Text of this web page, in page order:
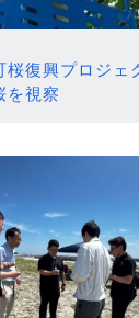
桜復興プロジ
を視察